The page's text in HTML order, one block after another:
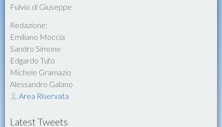
Fulvio di Giuseppe
Redazione:
Emiliano Moccia
Sandro Simone
Edgardo Tufo
Michele Gramazio
Alessandro Galano
Area Riservata
Latest Tweets